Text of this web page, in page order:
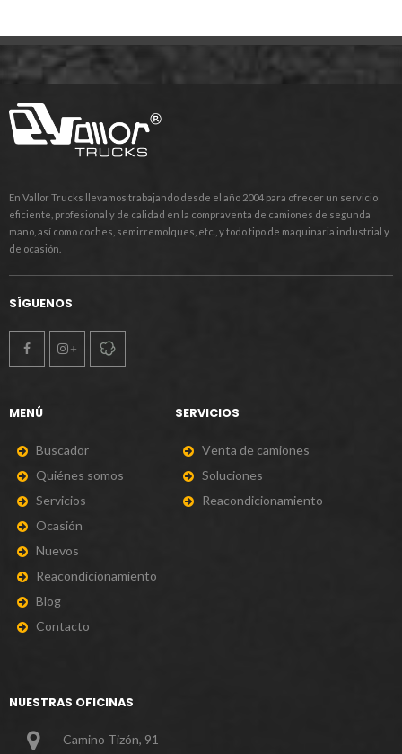
En Vallor Trucks llevamos trabajando desde el año 2004 para ofrecer un servicio
eficiente, profesional y de calidad en la compraventa de camiones de segunda
mano, así como coches, semirremolques, etc., y todo tipo de maquinaria industrial y
de ocasión.
SÍGUENOS
MENÚ
Buscador
Quiénes somos
Servicios
Ocasión
Nuevos
Reacondicionamiento
Blog
Contacto
SERVICIOS
Venta de camiones
Soluciones
Reacondicionamiento
NUESTRAS OFICINAS
Camino Tizón, 91